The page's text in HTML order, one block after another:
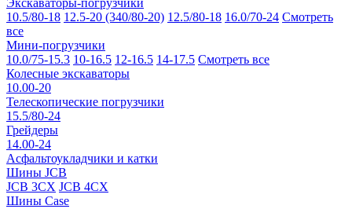
Экскаваторы-погрузчики
10.5/80-18 12.5-20 (340/80-20) 12.5/80-18 16.0/70-24 Смотреть
все
Мини-погрузчики
10.0/75-15.3 10-16.5 12-16.5 14-17.5 Смотреть все
Колесные экскаваторы
10.00-20
Телескопические погрузчики
15.5/80-24
Грейдеры
14.00-24
Асфальтоукладчики и катки
Шины JCB
JCB 3CX JCB 4CX
Шины Case